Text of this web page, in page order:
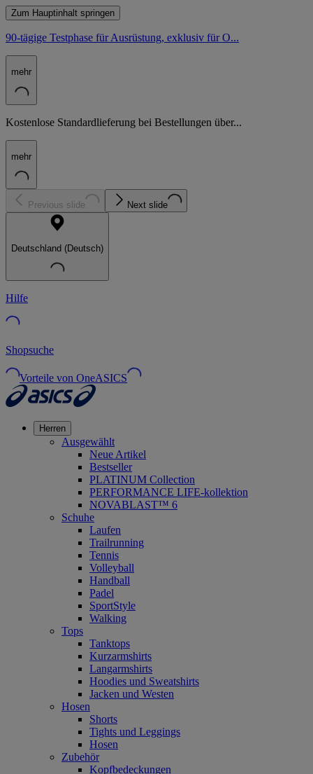
Zum Hauptinhalt springen
90-tägige Testphase für Ausrüstung, exklusiv für O...
mehr
Kostenlose Standardlieferung bei Bestellungen über...
mehr
Previous slide Next slide
Deutschland (Deutsch)
Hilfe
Shopsuche
Vorteile von OneASICS
Herren
Ausgewählt
Neue Artikel
Bestseller
PLATINUM Collection
PERFORMANCE LIFE-kollektion
NOVABLAST™ 6
Schuhe
Laufen
Trailrunning
Tennis
Volleyball
Handball
Padel
SportStyle
Walking
Tops
Tanktops
Kurzarmshirts
Langarmshirts
Hoodies und Sweatshirts
Jacken und Westen
Hosen
Shorts
Tights und Leggings
Hosen
Zubehör
Kopfbedeckungen